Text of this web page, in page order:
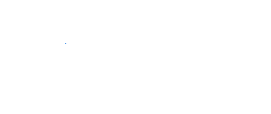
Vágjon bele még ma